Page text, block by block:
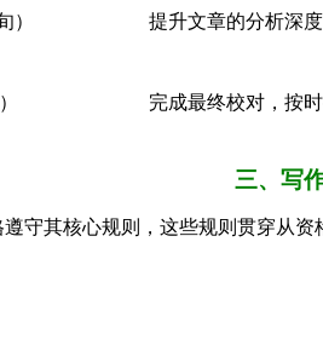
） 提升文章的分析深
完成最终校对，按时
三、写
守其核心规则，这些规则贯穿从资